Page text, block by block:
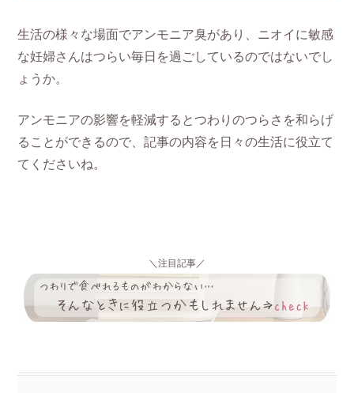
生活の様々な場面でアンモニア臭があり、ニオイに敏感
な妊婦さんはつらい毎日を過ごしているのではないでし
ょうか。
アンモニアの影響を軽減するとつわりのつらさを和らげ
ることができるので、記事の内容を日々の生活に役立て
てくださいね。
＼注目記事／